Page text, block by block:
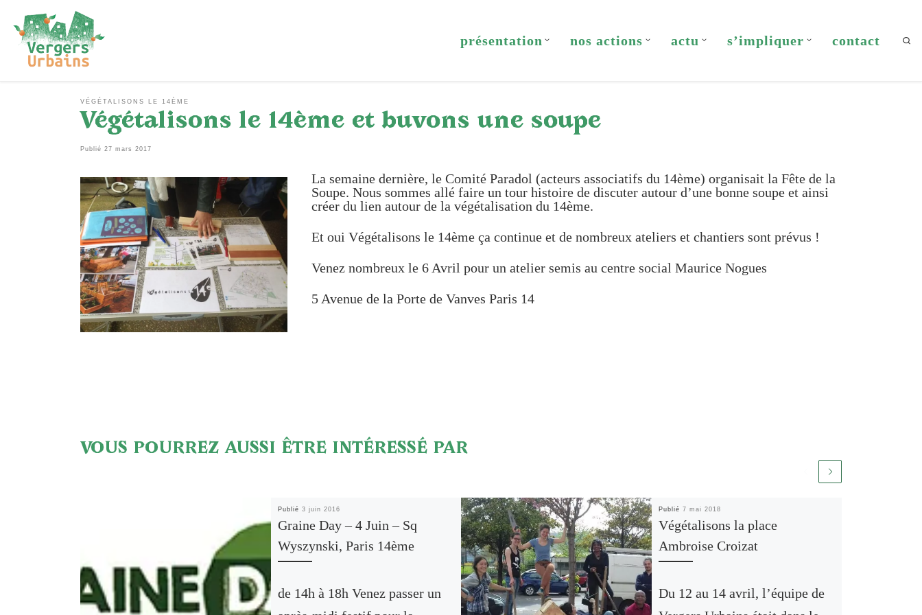
Passer au contenu
présentation nos actions actu s’impliquer contact
VÉGÉTALISONS LE 14ÈME
Végétalisons le 14ème et buvons une soupe
Publié 27 mars 2017
La semaine dernière, le Comité Paradol (acteurs associatifs du 14ème) organisait la Fête de la
Soupe. Nous sommes allé faire un tour histoire de discuter autour d’une bonne soupe et ainsi
créer du lien autour de la végétalisation du 14ème.
Et oui Végétalisons le 14ème ça continue et de nombreux ateliers et chantiers sont prévus !
Venez nombreux le 6 Avril pour un atelier semis au centre social Maurice Nogues
5 Avenue de la Porte de Vanves Paris 14
VOUS POURREZ AUSSI ÊTRE INTÉRESSÉ PAR
Publié 3 juin 2016
Graine Day – 4 Juin – Sq
Wyszynski, Paris 14ème
de 14h à 18h Venez passer un
Publié 7 mai 2018
Végétalisons la place
Ambroise Croizat
Du 12 au 14 avril, l’équipe de